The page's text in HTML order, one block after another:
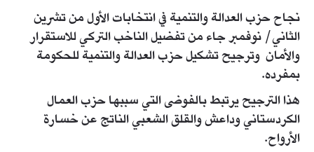
نجاح حزب العدالة والتنمية في انتخابات الأول من تشرين
الثاني/ نوفمبر جاء من تفضيل الناخب التركي للاستقرار
والأمان وترجيح تشكيل حزب العدالة والتنمية للحكومة
بمفرده.
هذا الترجيح يرتبط بالفوضى التي سببها حزب العمال
الكردستاني وداعش والقلق الشعبي الناتج عن خسارة
الأرواح.